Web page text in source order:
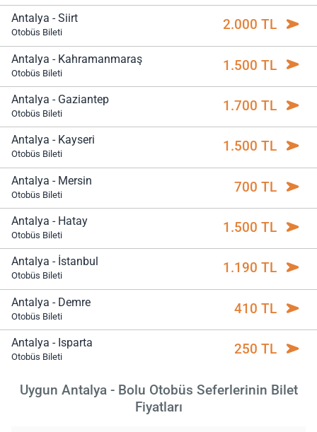
Antalya - Siirt
Otobüs Bileti 2.000 TL
Antalya - Kahramanmaraş
Otobüs Bileti 1.500 TL
Antalya - Gaziantep
Otobüs Bileti 1.700 TL
Antalya - Kayseri
Otobüs Bileti 1.500 TL
Antalya - Mersin
Otobüs Bileti 700 TL
Antalya - Hatay
Otobüs Bileti 1.500 TL
Antalya - İstanbul
Otobüs Bileti 1.190 TL
Antalya - Demre
Otobüs Bileti 410 TL
Antalya - Isparta
Otobüs Bileti 250 TL
Uygun Antalya - Bolu Otobüs Seferlerinin Bilet
Fiyatları